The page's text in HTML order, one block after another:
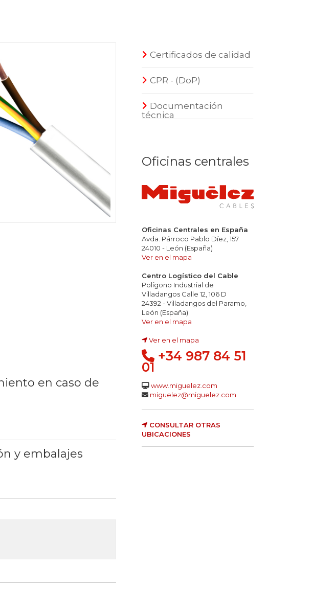
en caso de
de la llama
y embalajes
Certificados de calidad
CPR - (DoP)
Documentación
técnica
Oficinas centrales
Oficinas Centrales en España
Avda. Párroco Pablo Díez, 157
24010 - León (España)
Ver en el mapa
Centro Logístico del Cable
Polígono Industrial de
Villadangos Calle 12, 106 D
24392 - Villadangos del Paramo,
León (España)
Ver en el mapa
Ver en el mapa
+34 987 84 51
01
www.miguelez.com
miguelez@miguelez.com
CONSULTAR OTRAS
UBICACIONES